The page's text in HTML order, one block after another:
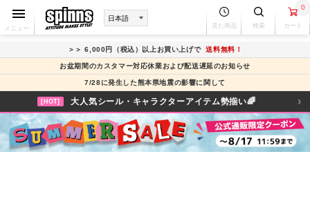
メニュー 見た商品 検索
0
カート
＞＞ 6,000円（税込）以上お買い上げで送料無料！
お盆期間のカスタマー対応休業および配送遅延のお知らせ
7/28に発生した熊本県地震の影響に関して
[HOT] 大人気シール・キャラクターアイテム勢揃い🌈 ›